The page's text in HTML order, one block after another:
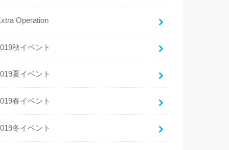
Operation
秋イベント
夏イベント
春イベント
冬イベント